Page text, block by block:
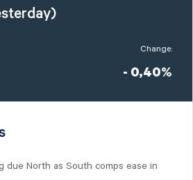
Change:
- 0,40%
due North as South comps ease in